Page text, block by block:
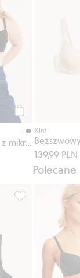
Kup
Xlnt
139,99 PLN
Polecane
Wyściełany